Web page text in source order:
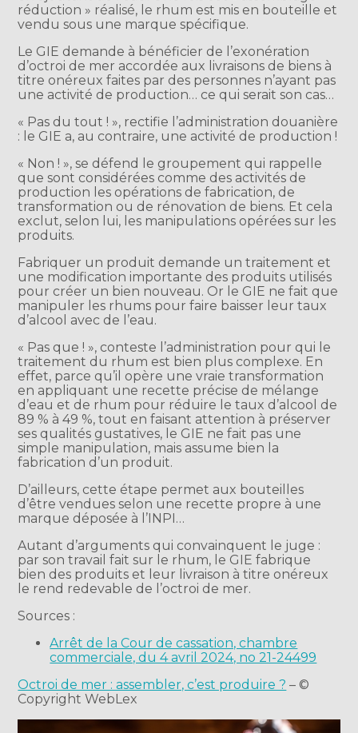
réduction » réalisé, le rhum est mis en bouteille et
vendu sous une marque spécifique.
Le GIE demande à bénéficier de l’exonération
d’octroi de mer accordée aux livraisons de biens à
titre onéreux faites par des personnes n’ayant pas
une activité de production… ce qui serait son cas…
« Pas du tout ! », rectifie l’administration douanière
: le GIE a, au contraire, une activité de production !
« Non ! », se défend le groupement qui rappelle
que sont considérées comme des activités de
production les opérations de fabrication, de
transformation ou de rénovation de biens. Et cela
exclut, selon lui, les manipulations opérées sur les
produits.
Fabriquer un produit demande un traitement et
une modification importante des produits utilisés
pour créer un bien nouveau. Or le GIE ne fait que
manipuler les rhums pour faire baisser leur taux
d’alcool avec de l’eau.
« Pas que ! », conteste l’administration pour qui le
traitement du rhum est bien plus complexe. En
effet, parce qu’il opère une vraie transformation
en appliquant une recette précise de mélange
d’eau et de rhum pour réduire le taux d’alcool de
89 % à 49 %, tout en faisant attention à préserver
ses qualités gustatives, le GIE ne fait pas une
simple manipulation, mais assume bien la
fabrication d’un produit.
D’ailleurs, cette étape permet aux bouteilles
d’être vendues selon une recette propre à une
marque déposée à l’INPI…
Autant d’arguments qui convainquent le juge :
par son travail fait sur le rhum, le GIE fabrique
bien des produits et leur livraison à titre onéreux
le rend redevable de l’octroi de mer.
Sources :
Arrêt de la Cour de cassation, chambre
commerciale, du 4 avril 2024, no 21-24499
Octroi de mer : assembler, c’est produire ? – ©
Copyright WebLex